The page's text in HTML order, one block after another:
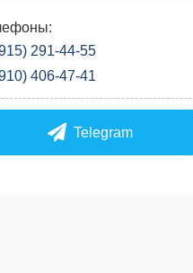
291-44-55
406-47-41
Telegram